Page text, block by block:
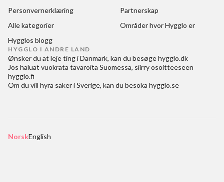
Personvernerklæring
Partnerskap
Alle kategorier
Områder hvor Hygglo er
Hygglos blogg
HYGGLO I ANDRE LAND
Ønsker du at leje ting i Danmark, kan du besøgehygglo.dk
Jos haluat vuokrata tavaroita Suomessa, siirry osoitteeseen
hygglo.fi
Om du vill hyra saker i Sverige, kan du besöka hygglo.se
NorskEnglish